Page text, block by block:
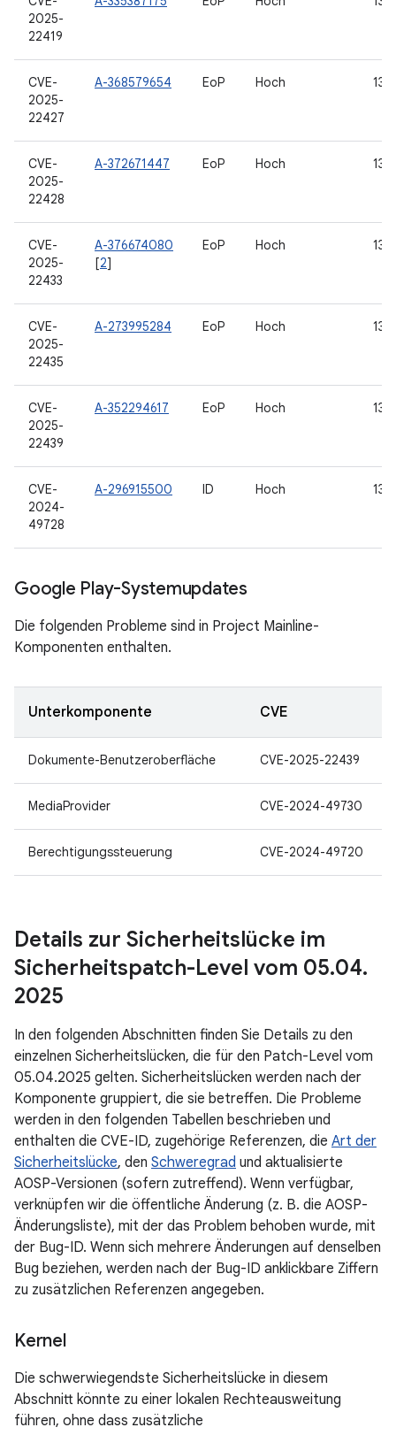
2025-
22419
CVE-
2025-
22427
A-368579654 EoP Hoch 13,
CVE-
2025-
22428
A-372671447 EoP Hoch 13,
CVE-
2025-
22433
A-376674080
[2]
EoP Hoch 13,
CVE-
2025-
22435
A-273995284 EoP Hoch 13,
CVE-
2025-
22439
A-352294617 EoP Hoch 13,
CVE-
2024-
49728
A-296915500 ID Hoch 13,
Google Play-Systemupdates
Die folgenden Probleme sind in Project Mainline-
Komponenten enthalten.
Unterkomponente CVE
Dokumente-Benutzeroberfläche CVE-2025-22439
MediaProvider CVE-2024-49730
Berechtigungssteuerung CVE-2024-49720
Details zur Sicherheitslücke im
Sicherheitspatch-Level vom 05.04.
2025
In den folgenden Abschnitten finden Sie Details zu den
einzelnen Sicherheitslücken, die für den Patch-Level vom
05.04.2025 gelten. Sicherheitslücken werden nach der
Komponente gruppiert, die sie betreffen. Die Probleme
werden in den folgenden Tabellen beschrieben und
enthalten die CVE-ID, zugehörige Referenzen, die Art der
Sicherheitslücke, den Schweregrad und aktualisierte
AOSP-Versionen (sofern zutreffend). Wenn verfügbar,
verknüpfen wir die öffentliche Änderung (z. B. die AOSP-
Änderungsliste), mit der das Problem behoben wurde, mit
der Bug-ID. Wenn sich mehrere Änderungen auf denselben
Bug beziehen, werden nach der Bug-ID anklickbare Ziffern
zu zusätzlichen Referenzen angegeben.
Kernel
Die schwerwiegendste Sicherheitslücke in diesem
Abschnitt könnte zu einer lokalen Rechteausweitung
führen, ohne dass zusätzliche